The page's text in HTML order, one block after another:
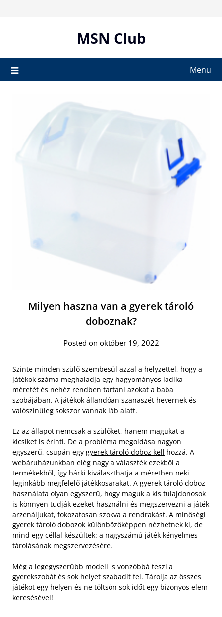
MSN Club
Menu
Milyen haszna van a gyerek tároló
doboznak?
Posted on október 19, 2022
Szinte minden szülő szembesül azzal a helyzettel, hogy a
játékok száma meghaladja egy hagyományos ládika
méretét és nehéz rendben tartani azokat a baba
szobájában. A játékok állandóan szanaszét hevernek és
valószínűleg sokszor vannak láb alatt.
Ez az állapot nemcsak a szülőket, hanem magukat a
kicsiket is érinti. De a probléma megoldása nagyon
egyszerű, csupán egy gyerek tároló doboz kell hozzá. A
webáruházunkban elég nagy a választék ezekből a
termékekből, így bárki kiválaszthatja a méretben neki
leginkább megfelelő játékkosarakat. A gyerek tároló doboz
használata olyan egyszerű, hogy maguk a kis tulajdonosok
is könnyen tudják ezeket használni és megszervezni a játék
arzenáljukat, fokozatosan szokva a rendrakást. A minőségi
gyerek tároló dobozok különbözőképpen nézhetnek ki, de
mind egy céllal készültek: a nagyszámú játék kényelmes
tárolásának megszervezésére.
Még a legegyszerűbb modell is vonzóbbá teszi a
gyerekszobát és sok helyet szabadít fel. Tárolja az összes
játékot egy helyen és ne töltsön sok időt egy bizonyos elem
keresésével!